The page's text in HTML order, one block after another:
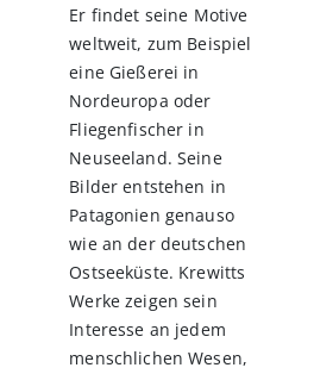
Er findet seine Motive
weltweit, zum Beispiel
eine Gießerei in
Nordeuropa oder
Fliegenfischer in
Neuseeland. Seine
Bilder entstehen in
Patagonien genauso
wie an der deutschen
Ostseeküste. Krewitts
Werke zeigen sein
Interesse an jedem
menschlichen Wesen,